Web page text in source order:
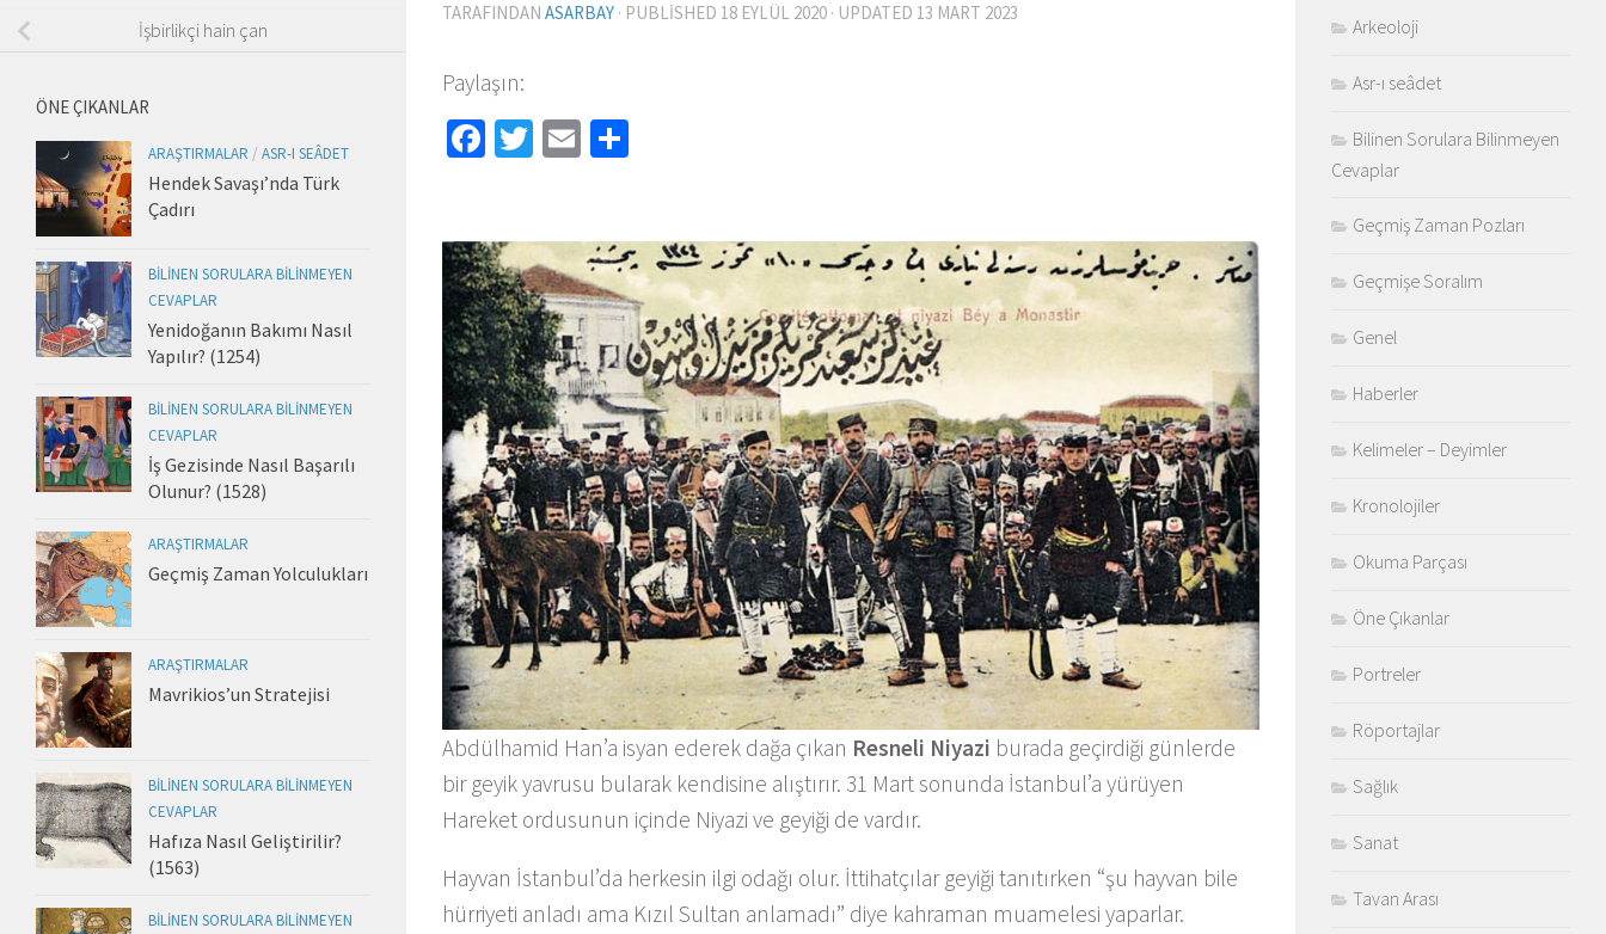
TARAFINDAN ASARBAY · PUBLISHED 18 EYLÜL 2020 · UPDATED 13 MART 2023
Paylaşın:
Facebook
Twitter
Email
Abdülhamid Han’a isyan ederek dağa çıkan Resneli Niyazi burada geçirdiği günlerde
bir geyik yavrusu bularak kendisine alıştırır. 31 Mart sonunda İstanbul’a yürüyen
Hareket ordusunun içinde Niyazi ve geyiği de vardır.
Hayvan İstanbul’da herkesin ilgi odağı olur. İttihatçılar geyiği tanıtırken “şu hayvan bile
hürriyeti anladı ama Kızıl Sultan anlamadı” diye kahraman muamelesi yaparlar.
İşbirlikçi hain çan
ÖNE ÇIKANLAR
ARAŞTIRMALAR / ASR-I SEÂDET
Hendek Savaşı’nda Türk
Çadırı
BILINEN SORULARA BILINMEYEN
CEVAPLAR
Yenidoğanın Bakımı Nasıl
Yapılır? (1254)
BILINEN SORULARA BILINMEYEN
CEVAPLAR
İş Gezisinde Nasıl Başarılı
Olunur? (1528)
ARAŞTIRMALAR
Geçmiş Zaman Yolculukları
ARAŞTIRMALAR
Mavrikios’un Stratejisi
BILINEN SORULARA BILINMEYEN
CEVAPLAR
Hafıza Nasıl Geliştirilir?
(1563)
BILINEN SORULARA BILINMEYEN
Arkeoloji
Asr-ı seâdet
Bilinen Sorulara Bilinmeyen
Cevaplar
Geçmiş Zaman Pozları
Geçmişe Soralım
Genel
Haberler
Kelimeler – Deyimler
Kronolojiler
Okuma Parçası
Öne Çıkanlar
Portreler
Röportajlar
Sağlık
Sanat
Tavan Arası